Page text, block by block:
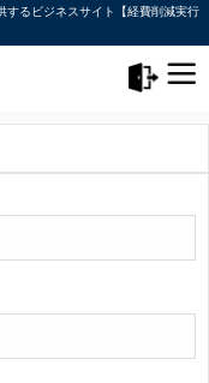
するビジネスサイト【経費削減実行